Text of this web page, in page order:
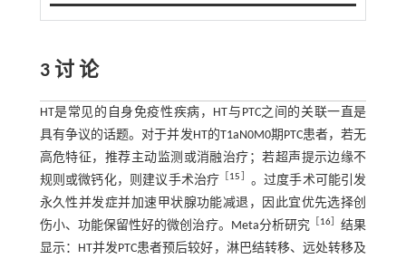
3 讨 论
HT是常见的自身免疫性疾病，HT与PTC之间的关联一直是
具有争议的话题。对于并发HT的T1aN0M0期PTC患者，若无
高危特征，推荐主动监测或消融治疗；若超声提示边缘不
规则或微钙化，则建议手术治疗
15
。过度手术可能引发
永久性并发症并加速甲状腺功能减退，因此宜优先选择创
伤小、功能保留性好的微创治疗。Meta分析研究
16 ］结果
显示：HT并发PTC患者预后较好，淋巴结转移、远处转移及